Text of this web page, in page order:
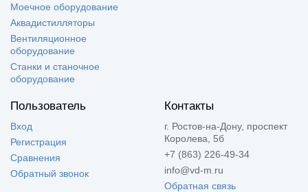
Моечное оборудование
Аквадистилляторы
Вентиляционное
оборудование
Станки и станочное
оборудование
Пользователь
Вход
Регистрация
Сравнения
Обратный звонок
Контакты
г. Ростов-на-Дону, проспект
Королева, 5б
+7 (863) 226-49-34
info@vd-m.ru
Обратная связь